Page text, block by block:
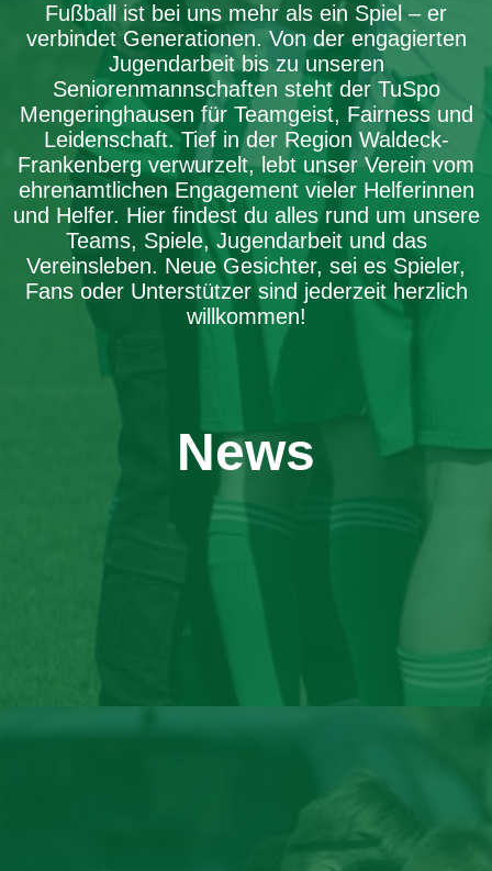
Fußball ist bei uns mehr als ein Spiel – er
verbindet Generationen. Von der engagierten
Jugendarbeit bis zu unseren
Seniorenmannschaften steht der TuSpo
Mengeringhausen für Teamgeist, Fairness und
Leidenschaft. Tief in der Region Waldeck-
Frankenberg verwurzelt, lebt unser Verein vom
ehrenamtlichen Engagement vieler Helferinnen
und Helfer. Hier findest du alles rund um unsere
Teams, Spiele, Jugendarbeit und das
Vereinsleben. Neue Gesichter, sei es Spieler,
Fans oder Unterstützer sind jederzeit herzlich
willkommen!
News